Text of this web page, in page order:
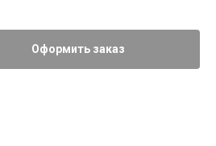
Оформить заказ